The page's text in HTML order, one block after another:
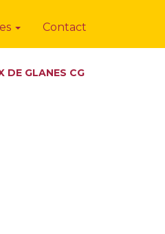
Contact
DE GLANES CG